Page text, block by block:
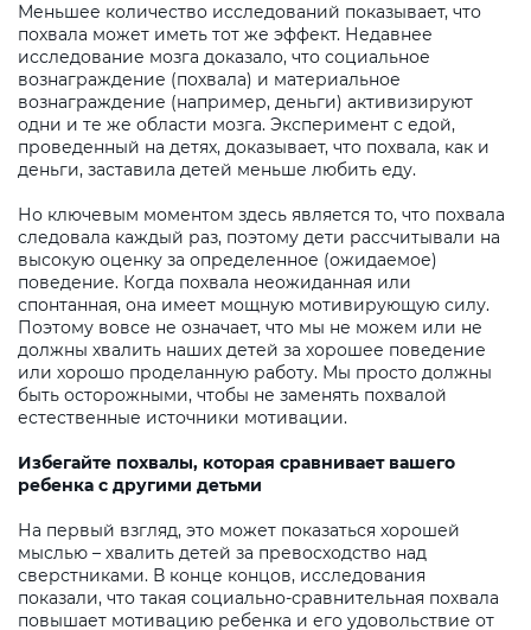
Меньшее количество исследований показывает, что
похвала может иметь тот же эффект. Недавнее
исследование мозга доказало, что социальное
вознаграждение (похвала) и материальное
вознаграждение (например, деньги) активизируют
одни и те же области мозга. Эксперимент с едой,
проведенный на детях, доказывает, что похвала, как и
деньги, заставила детей меньше любить еду.
Но ключевым моментом здесь является то, что похвала
следовала каждый раз, поэтому дети рассчитывали на
высокую оценку за определенное (ожидаемое)
поведение. Когда похвала неожиданная или
спонтанная, она имеет мощную мотивирующую силу.
Поэтому вовсе не означает, что мы не можем или не
должны хвалить наших детей за хорошее поведение
или хорошо проделанную работу. Мы просто должны
быть осторожными, чтобы не заменять похвалой
естественные источники мотивации.
Избегайте похвалы, которая сравнивает вашего
ребенка с другими детьми
На первый взгляд, это может показаться хорошей
мыслью – хвалить детей за превосходство над
сверстниками. В конце концов, исследования
показали, что такая социально-сравнительная похвала
повышает мотивацию ребенка и его удовольствие от